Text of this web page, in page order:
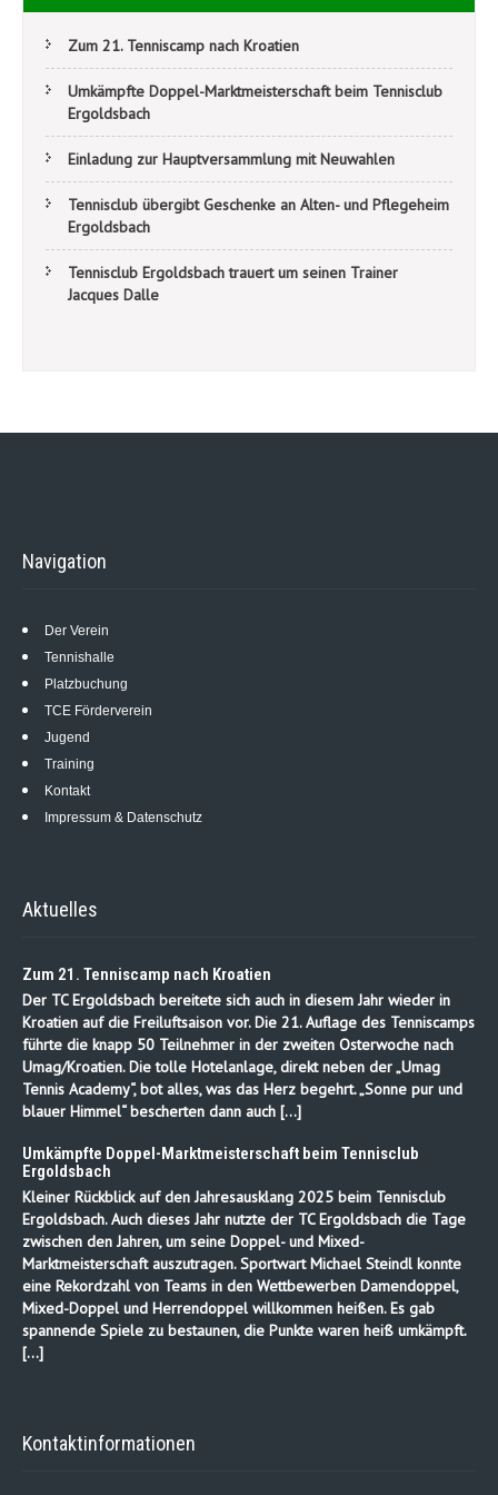
Zum 21. Tenniscamp nach Kroatien
Umkämpfte Doppel-Marktmeisterschaft beim Tennisclub
Ergoldsbach
Einladung zur Hauptversammlung mit Neuwahlen
Tennisclub übergibt Geschenke an Alten- und Pflegeheim
Ergoldsbach
Tennisclub Ergoldsbach trauert um seinen Trainer
Jacques Dalle
Navigation
Der Verein
Tennishalle
Platzbuchung
TCE Förderverein
Jugend
Training
Kontakt
Impressum & Datenschutz
Aktuelles
Zum 21. Tenniscamp nach Kroatien
Der TC Ergoldsbach bereitete sich auch in diesem Jahr wieder in
Kroatien auf die Freiluftsaison vor. Die 21. Auflage des Tenniscamps
führte die knapp 50 Teilnehmer in der zweiten Osterwoche nach
Umag/Kroatien. Die tolle Hotelanlage, direkt neben der „Umag
Tennis Academy“, bot alles, was das Herz begehrt. „Sonne pur und
blauer Himmel“ bescherten dann auch […]
Umkämpfte Doppel-Marktmeisterschaft beim Tennisclub
Ergoldsbach
Kleiner Rückblick auf den Jahresausklang 2025 beim Tennisclub
Ergoldsbach. Auch dieses Jahr nutzte der TC Ergoldsbach die Tage
zwischen den Jahren, um seine Doppel- und Mixed-
Marktmeisterschaft auszutragen. Sportwart Michael Steindl konnte
eine Rekordzahl von Teams in den Wettbewerben Damendoppel,
Mixed-Doppel und Herrendoppel willkommen heißen. Es gab
spannende Spiele zu bestaunen, die Punkte waren heiß umkämpft.
[…]
Kontaktinformationen